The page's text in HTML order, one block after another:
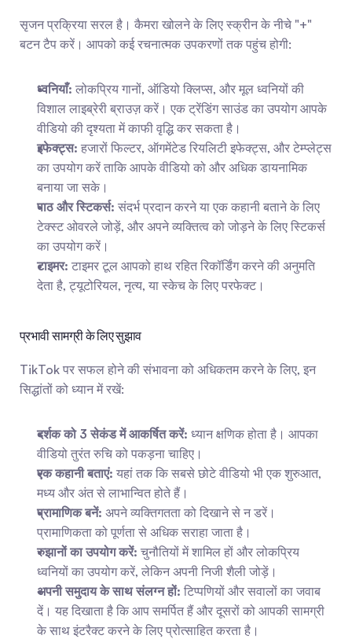
सृजन प्रक्रिया सरल है। कैमरा खोलने के लिए स्क्रीन के नीचे "+"
बटन टैप करें। आपको कई रचनात्मक उपकरणों तक पहुंच होगी:
ध्वनियाँ: लोकप्रिय गानों, ऑडियो क्लिप्स, और मूल ध्वनियों की
विशाल लाइब्रेरी ब्राउज़ करें। एक ट्रेंडिंग साउंड का उपयोग आपके
वीडियो की दृश्यता में काफी वृद्धि कर सकता है।
इफेक्ट्स: हजारों फिल्टर, ऑगमेंटेड रियलिटी इफेक्ट्स, और टेम्प्लेट्स
का उपयोग करें ताकि आपके वीडियो को और अधिक डायनामिक
बनाया जा सके।
पाठ और स्टिकर्स: संदर्भ प्रदान करने या एक कहानी बताने के लिए
टेक्स्ट ओवरले जोड़ें, और अपने व्यक्तित्व को जोड़ने के लिए स्टिकर्स
का उपयोग करें।
टाइमर: टाइमर टूल आपको हाथ रहित रिकॉर्डिंग करने की अनुमति
देता है, ट्यूटोरियल, नृत्य, या स्केच के लिए परफेक्ट।
प्रभावी सामग्री के लिए सुझाव
TikTok पर सफल होने की संभावना को अधिकतम करने के लिए, इन
सिद्धांतों को ध्यान में रखें:
दर्शक को 3 सेकंड में आकर्षित करें: ध्यान क्षणिक होता है। आपका
वीडियो तुरंत रुचि को पकड़ना चाहिए।
एक कहानी बताएं: यहां तक कि सबसे छोटे वीडियो भी एक शुरुआत,
मध्य और अंत से लाभान्वित होते हैं।
प्रामाणिक बनें: अपने व्यक्तिगतता को दिखाने से न डरें।
प्रामाणिकता को पूर्णता से अधिक सराहा जाता है।
रुझानों का उपयोग करें: चुनौतियों में शामिल हों और लोकप्रिय
ध्वनियों का उपयोग करें, लेकिन अपनी निजी शैली जोड़ें।
अपनी समुदाय के साथ संलग्न हों: टिप्पणियों और सवालों का जवाब
दें। यह दिखाता है कि आप समर्पित हैं और दूसरों को आपकी सामग्री
के साथ इंटरैक्ट करने के लिए प्रोत्साहित करता है।